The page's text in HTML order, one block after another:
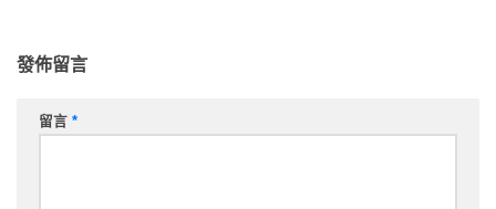
發佈留言
留言 *